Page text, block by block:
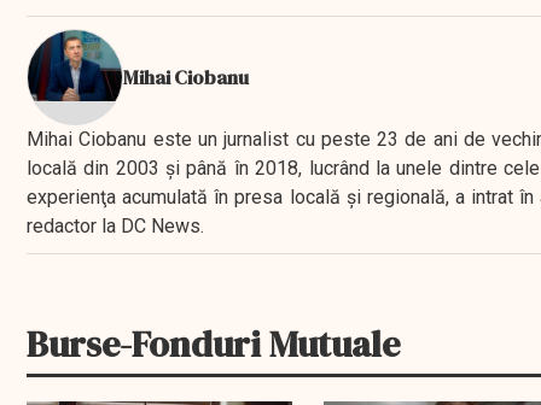
Mihai Ciobanu
Mihai Ciobanu este un jurnalist cu peste 23 de ani de
locală din 2003 şi până în 2018, lucrând la unele dintre
experienţa acumulată în presa locală şi regională, a intrat
redactor la DC News.
Burse-Fonduri Mutuale